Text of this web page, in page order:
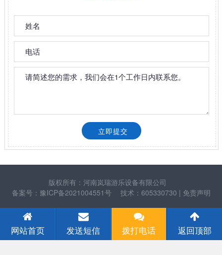
版权所有：河南岚瑞游乐设备有限公司
备案号：豫ICP备2021004551号
技术：605330730 | 免责声明
网站首页 发送短信 拨打电话 返回顶部